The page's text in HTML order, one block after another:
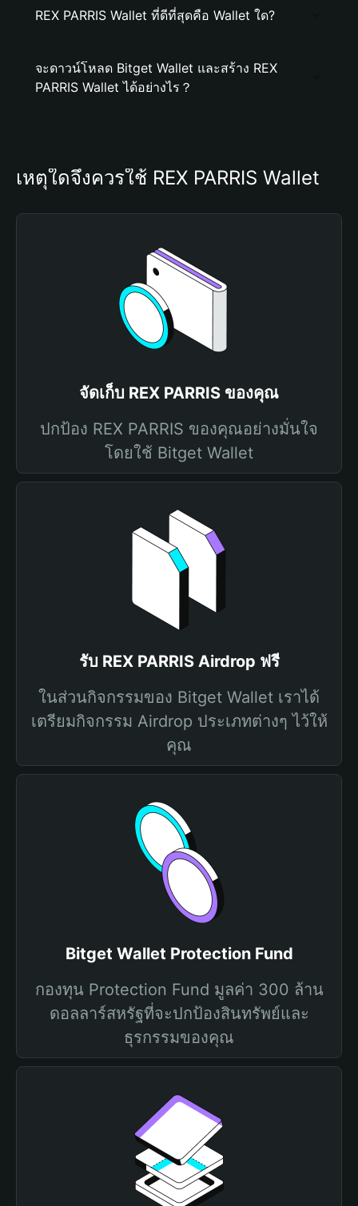
REX PARRIS Wallet ที่ดีที่สุดคือ Wallet ใด?
จะดาวน์โหลด Bitget Wallet และสร้าง REX
PARRIS Wallet ได้อย่างไร？
เหตุใดจึงควรใช้ REX PARRIS Wallet
จัดเก็บ REX PARRIS ของคุณ
ปกป้อง REX PARRIS ของคุณอย่างมั่นใจ
โดยใช้ Bitget Wallet
รับ REX PARRIS Airdrop ฟรี
ในส่วนกิจกรรมของ Bitget Wallet เราได้
เตรียมกิจกรรม Airdrop ประเภทต่างๆ ไว้ให้
คุณ
Bitget Wallet Protection Fund
กองทุน Protection Fund มูลค่า 300 ล้าน
ดอลลาร์สหรัฐที่จะปกป้องสินทรัพย์และ
ธุรกรรมของคุณ